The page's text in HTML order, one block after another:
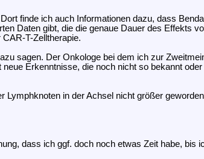
finde ich auch Informationen dazu, dass
Daten gibt, die die genaue Dauer des Effekts
T-Zelltherapie.
sagen. Der Onkologe bei dem ich zur
Erkenntnisse, die noch nicht so bekannt
in der Achsel nicht größer
dass ich ggf. doch noch etwas Zeit habe, bis